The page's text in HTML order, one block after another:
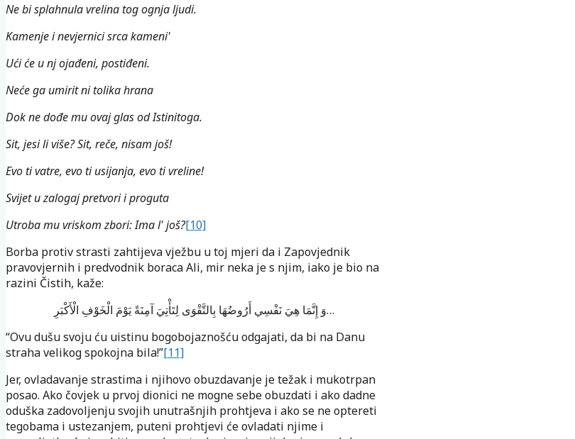
Ne bi splahnula vrelina tog ognja ljudi.
Kamenje i nevjernici srca kameni'
Ući će u nj ojađeni, postiđeni.
Neće ga umirit ni tolika hrana
Dok ne dođe mu ovaj glas od Istinitoga.
Sit, jesi li više? Sit, reče, nisam još!
Evo ti vatre, evo ti usijanja, evo ti vreline!
Svijet u zalogaj pretvori i proguta
Utroba mu vriskom zbori: Ima l' još?[10]
Borba protiv strasti zahtijeva vježbu u toj mjeri da i Zapovjednik
pravovjernih i predvodnik boraca Ali, mir neka je s njim, iako je bio na
razini Čistih, kaže:
وَ إِنَّمَا هِيَ نَفْسِي أَرُوضُهَا بِالتَّقْوَى لِتَأْتِيَ آمِنَةً يَوْمَ الْخَوْفِ الْأَكْبَرِ…
“Ovu dušu svoju ću uistinu bogobojaznošću odgajati, da bi na Danu
straha velikog spokojna bila!”[11]
Jer, ovladavanje strastima i njihovo obuzdavanje je težak i mukotrpan
posao. Ako čovjek u prvoj dionici ne mogne sebe obuzdati i ako dadne
oduška zadovoljenju svojih unutrašnjih prohtjeva i ako se ne optereti
tegobama i ustezanjem, puteni prohtjevi će ovladati njime i